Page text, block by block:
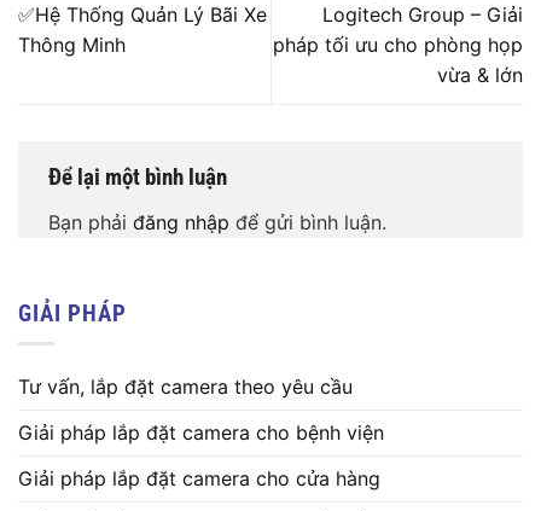
✅Hệ Thống Quản Lý Bãi Xe
Thông Minh
Logitech Group – Giải
pháp tối ưu cho phòng họp
vừa & lớn
Để lại một bình luận
Bạn phải đăng nhập để gửi bình luận.
GIẢI PHÁP
Tư vấn, lắp đặt camera theo yêu cầu
Giải pháp lắp đặt camera cho bệnh viện
Giải pháp lắp đặt camera cho cửa hàng